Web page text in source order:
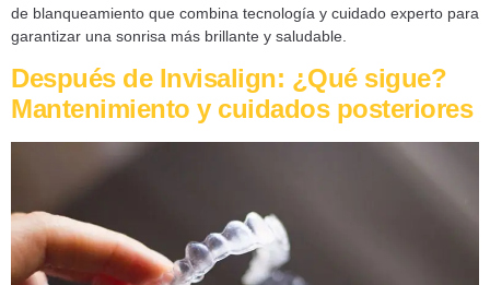
de blanqueamiento que combina tecnología y cuidado experto para
garantizar una sonrisa más brillante y saludable.
Después de Invisalign: ¿Qué sigue?
Mantenimiento y cuidados posteriores